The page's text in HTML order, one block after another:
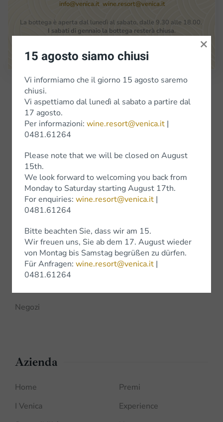
info@venica.it wine.resort@venica.it
La bottega è aperta dal lunedì al sabato, dalle 9.30 alle 18.00.
I sabati di gennaio la bottega resterà chiusa.
Google Maps
Vini
Vini bianchi
Vini Rossi
Wine Experience
Shop
Shop Online
Negozi
Azienda
Home
I Venica
Premi
Experience
15 agosto siamo chiusi
Vi informiamo che il giorno 15 agosto saremo
chiusi.
Vi aspettiamo dal lunedì al sabato a partire dal
17 agosto.
Per informazioni: wine.resort@venica.it |
0481.61264
Please note that we will be closed on August
15th.
We look forward to welcoming you back from
Monday to Saturday starting August 17th.
For enquiries: wine.resort@venica.it |
0481.61264
Bitte beachten Sie, dass wir am 15.
Wir freuen uns, Sie ab dem 17. August wieder
von Montag bis Samstag begrüßen zu dürfen.
Für Anfragen: wine.resort@venica.it |
0481.61264
×